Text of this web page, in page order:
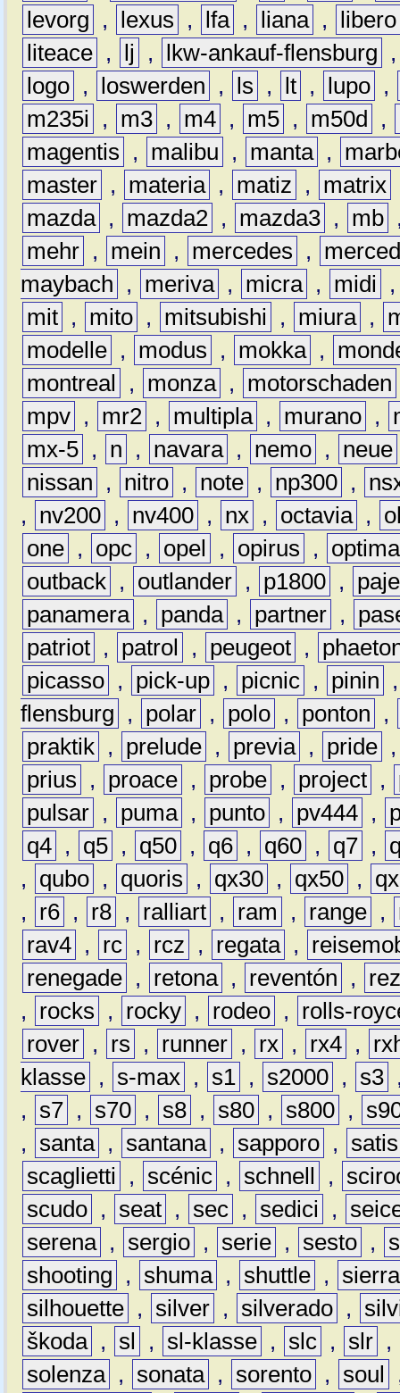
levorg
, lexus , lfa , liana ,
libero
liteace , lj , lkw-ankauf-flensburg
logo , loswerden , ls , lt , lupo ,
m235i
, m3 , m4 , m5 , m50d ,
magentis
, malibu , manta ,
master , materia , matiz , matrix
mazda , mazda2 , mazda3 , mb
mehr , mein , mercedes ,
maybach
, meriva , micra , midi
mit , mito , mitsubishi , miura ,
modelle , modus , mokka ,
montreal
, monza , motorschaden
mpv , mr2 , multipla , murano ,
mx-5 , n , navara , nemo , neue
nissan
, nitro , note , np300 ,
,
nv200 , nv400 , nx , octavia ,
one , opc , opel , opirus ,
optima
outback , outlander , p1800 ,
panamera , panda , partner ,
patriot , patrol , peugeot ,
picasso , pick-up , picnic , pinin
flensburg
, polar , polo , ponton
,
praktik , prelude , previa , pride
prius
, proace , probe , project ,
pulsar , puma , punto , pv444 ,
q4 , q5 , q50 , q6 , q60 , q7 ,
,
qubo , quoris , qx30 , qx50 ,
,
r6 , r8 , ralliart , ram , range ,
rav4 , rc , rcz , regata ,
renegade , retona , reventón ,
,
rocks , rocky , rodeo ,
rolls-
rover , rs , runner , rx , rx4 ,
klasse , s-max , s1 , s2000 , s3
,
s7 , s70 , s8 , s80 , s800 ,
,
santa , santana , sapporo ,
satis
scaglietti
, scénic , schnell ,
scudo , seat , sec , sedici ,
serena , sergio , serie , sesto ,
shooting
, shuma , shuttle ,
sierra
silhouette , silver , silverado ,
škoda , sl , sl-klasse , slc , slr ,
solenza , sonata , sorento , soul